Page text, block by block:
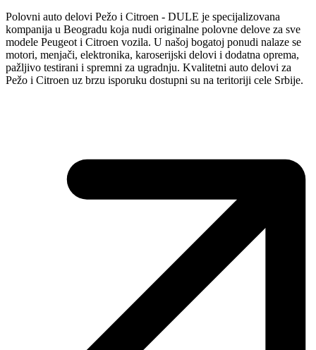
Polovni auto delovi Pežo i Citroen - DULE je specijalizovana
kompanija u Beogradu koja nudi originalne polovne delove za sve
modele Peugeot i Citroen vozila. U našoj bogatoj ponudi nalaze se
motori, menjači, elektronika, karoserijski delovi i dodatna oprema,
pažljivo testirani i spremni za ugradnju. Kvalitetni auto delovi za
Pežo i Citroen uz brzu isporuku dostupni su na teritoriji cele Srbije.